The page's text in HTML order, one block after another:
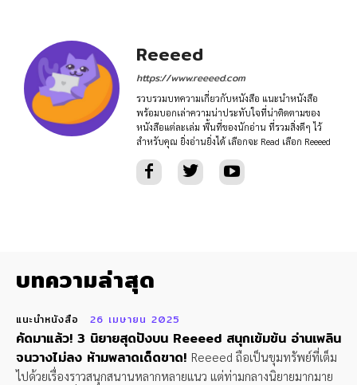
Reeeed
https://www.reeeed.com
รวบรวมบทความเกี่ยวกับหนังสือ แนะนำหนังสือ
พร้อมบอกเล่าความน่าประทับใจที่น่าติดตามของ
หนังสือแต่ละเล่ม พื้นที่ของนักอ่าน ที่รวมสิ่งดีๆ ไว้
สำหรับคุณ ยิ่งอ่านยิ่งได้ เลือกจะ Read เลือก Reeeed
บทความล่าสุด
แนะนำหนังสือ 26 เมษายน 2025
คัดมาแล้ว! 3 นิยายสุดปังบน Reeeed สนุกเข้มข้น อ่านเพลิน
จนวางไม่ลง ห้ามพลาดเด็ดขาด! Reeeed ถือเป็นขุมทรัพย์ที่เต็ม
ไปด้วยเรื่องราวสนุกสนานหลากหลายแนว แต่ท่ามกลางนิยายมากมาย